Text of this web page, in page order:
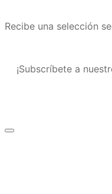
Recibe una selección
¡Subscríbete a